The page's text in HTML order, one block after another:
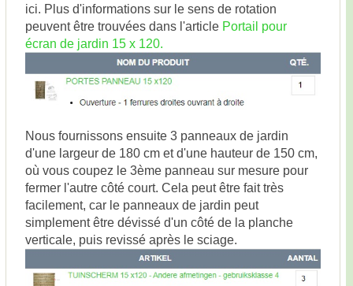
ici. Plus d'informations sur le sens de rotation
peuvent être trouvées dans l'article Portail pour
écran de jardin 15 x 120.
Nous fournissons ensuite 3 panneaux de jardin
d'une largeur de 180 cm et d'une hauteur de 150 cm,
où vous coupez le 3ème panneau sur mesure pour
fermer l'autre côté court. Cela peut être fait très
facilement, car le panneaux de jardin peut
simplement être dévissé d'un côté de la planche
verticale, puis revissé après le sciage.